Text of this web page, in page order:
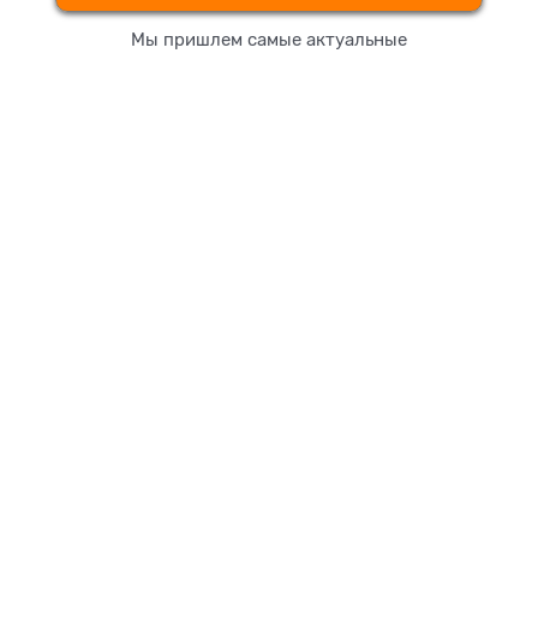
Мы пришлем самые актуальные